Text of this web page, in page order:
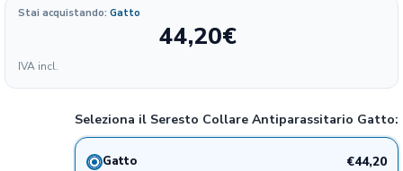
Stai acquistando: Gatto
44,20€
IVA incl.
Seleziona il Seresto Collare Antiparassitario Gatto:
Gatto €44,20
1 pezzo 44.2€